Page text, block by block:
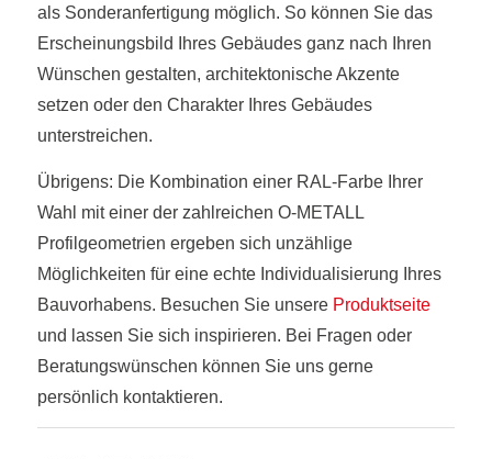
als Sonderanfertigung möglich. So können Sie das
Erscheinungsbild Ihres Gebäudes ganz nach Ihren
Wünschen gestalten, architektonische Akzente
setzen oder den Charakter Ihres Gebäudes
unterstreichen.
Übrigens: Die Kombination einer RAL-Farbe Ihrer
Wahl mit einer der zahlreichen O-METALL
Profilgeometrien ergeben sich unzählige
Möglichkeiten für eine echte Individualisierung Ihres
Bauvorhabens. Besuchen Sie unsere Produktseite
und lassen Sie sich inspirieren. Bei Fragen oder
Beratungswünschen können Sie uns gerne
persönlich kontaktieren.